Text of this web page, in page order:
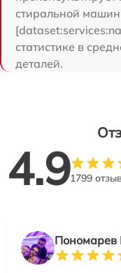
стиральной
статистике в
деталей.
4.91799
Пономарев